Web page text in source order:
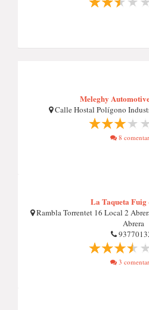
Meleghy
Calle Hostal Polígono
8
La Taqueta Fuig
Rambla Torrentet 16 Local 2
Abrera
3